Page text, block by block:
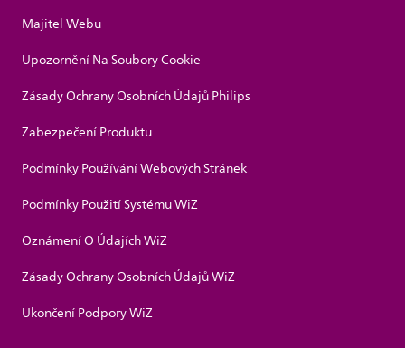
Majitel Webu
Upozornění Na Soubory Cookie
Zásady Ochrany Osobních Údajů Philips
Zabezpečení Produktu
Podmínky Používání Webových Stránek
Podmínky Použití Systému WiZ
Oznámení O Údajích WiZ
Zásady Ochrany Osobních Údajů WiZ
Ukončení Podpory WiZ